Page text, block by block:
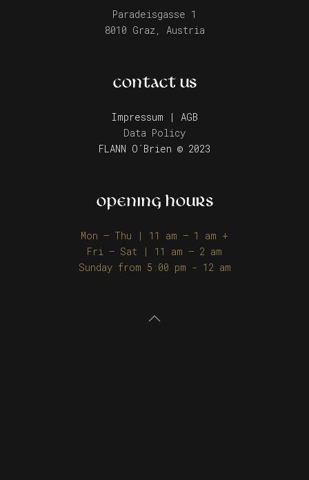
Paradeisgasse 1
8010 Graz, Austria
CONTACT US
Impressum | AGB
Data Policy
FLANN O´Brien © 2023
OPENING HOURS
Mon – Thu | 11 am – 1 am +
Fri – Sat | 11 am – 2 am
Sunday from 5:00 pm - 12 am